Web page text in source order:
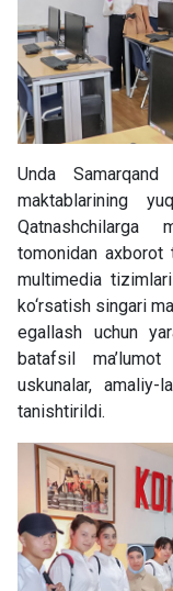
Unda Samarqand
maktablarining
Qatnashchilarga
tomonidan axborot
multimedia
ko‘rsatish singari
egallash uchun
batafsil
uskunalar, amaliy-
tanishtirildi.